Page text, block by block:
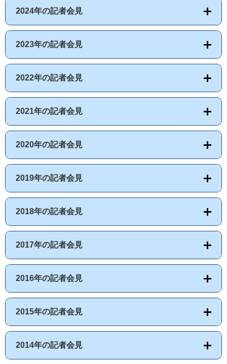
2024年の記者会見
2023年の記者会見
2022年の記者会見
2021年の記者会見
2020年の記者会見
2019年の記者会見
2018年の記者会見
2017年の記者会見
2016年の記者会見
2015年の記者会見
2014年の記者会見